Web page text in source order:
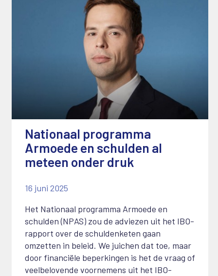
Nationaal programma
Armoede en schulden al
meteen onder druk
16 juni 2025
Het Nationaal programma Armoede en
schulden (NPAS) zou de adviezen uit het IBO-
rapport over de schuldenketen gaan
omzetten in beleid. We juichen dat toe, maar
door financiële beperkingen is het de vraag of
veelbelovende voornemens uit het IBO-